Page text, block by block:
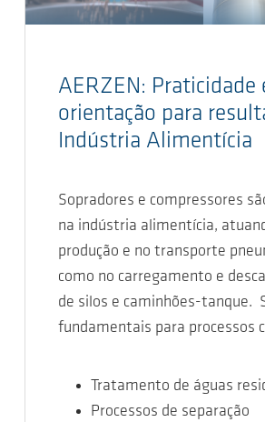
AERZEN: Praticidade
orientação para
Indústria Alimentícia
Sopradores e compressores
na indústria alimentícia,
produção e no transporte
como no carregamento e
de silos e caminhões-tanque.
fundamentais para processos
Tratamento de águas
Processos de separação